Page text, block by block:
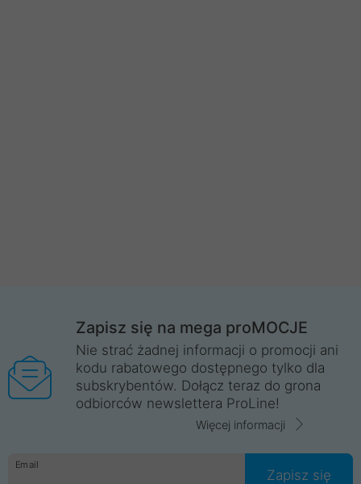
Zapisz się na mega proMOCJE
Nie strać żadnej informacji o promocji ani
kodu rabatowego dostępnego tylko dla
subskrybentów. Dołącz teraz do grona
odbiorców newslettera ProLine!
Więcej informacji
Email
Zapisz się